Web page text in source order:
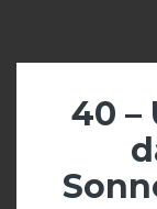
40 –